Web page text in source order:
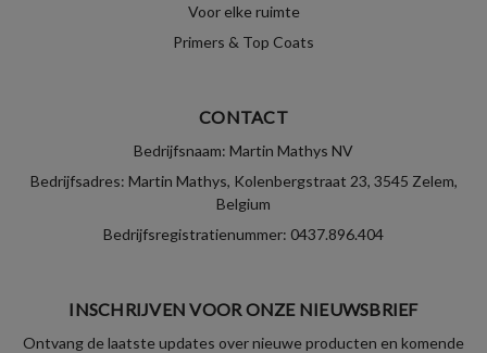
Voor elke ruimte
Primers & Top Coats
CONTACT
Bedrijfsnaam: Martin Mathys NV
Bedrijfsadres: Martin Mathys, Kolenbergstraat 23, 3545 Zelem,
Belgium
Bedrijfsregistratienummer: 0437.896.404
INSCHRIJVEN VOOR ONZE NIEUWSBRIEF
Ontvang de laatste updates over nieuwe producten en komende